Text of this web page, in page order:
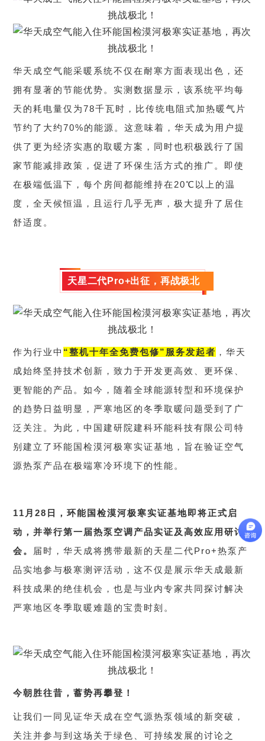
华天成空气能采暖系统不仅在耐寒方面表现出色，还
拥有显著的节能优势。实测数据显示，该系统平均每
天的耗电量仅为78千瓦时，比传统电阻式加热暖气片
节约了大约70%的能源。这意味着，华天成为用户提
供了更为经济实惠的取暖方案，同时也积极践行了国
家节能减排政策，促进了环保生活方式的推广。即使
在极端低温下，每个房间都能维持在20℃以上的温
度，全天候恒温，且运行几乎无声，极大提升了居住
舒适度。
天星二代Pro+出征，再战极北
作为行业中 “整机十年全免费包修”服务发起者 ，华天
成始终坚持技术创新，致力于开发更高效、更环保、
更智能的产品。如今，随着全球能源转型和环境保护
的趋势日益明显，严寒地区的冬季取暖问题受到了广
泛关注。为此，中国建研院建科环能科技有限公司特
别建立了环能国检漠河极寒实证基地，旨在验证空气
源热泵产品在极端寒冷环境下的性能。
11月28日，环能国检漠河极寒实证基地即将正式启
动，并举行第一届热泵空调产品实证及高效应用研讨
会。 届时，华天成将携带最新的天星二代Pro+热泵产
品实地参与极寒测评活动，这不仅是展示华天成最新
科技成果的绝佳机会，也是与业内专家共同探讨解决
严寒地区冬季取暖难题的宝贵时刻。
今朝胜往昔，蓄势再攀登！
让我们一同见证华天成在空气源热泵领域的新突破，
关注并参与到这场关于绿色、可持续发展的讨论之